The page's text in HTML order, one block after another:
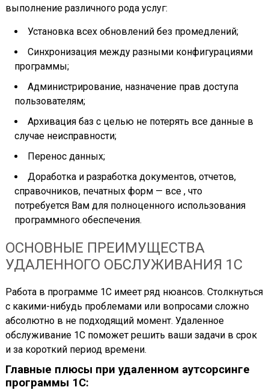
выполнение различного рода услуг:
Установка всех обновлений без промедлений;
Синхронизация между разными конфигурациями
программы;
Администрирование, назначение прав доступа
пользователям;
Архивация баз с целью не потерять все данные в
случае неисправности;
Перенос данных;
Доработка и разработка документов, отчетов,
справочников, печатных форм — все , что
потребуется Вам для полноценного использования
программного обеспечения.
ОСНОВНЫЕ ПРЕИМУЩЕСТВА
УДАЛЕННОГО ОБСЛУЖИВАНИЯ 1С
Работа в программе 1С имеет ряд нюансов. Столкнуться
с какими-нибудь проблемами или вопросами сложно
абсолютно в не подходящий момент. Удаленное
обслуживание 1С поможет решить ваши задачи в срок
и за короткий период времени.
Главные плюсы при удаленном аутсорсинге
программы 1С: